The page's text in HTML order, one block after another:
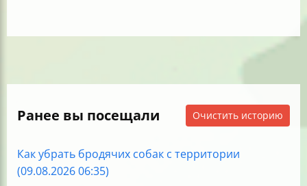
Ранее вы посещали Очистить историю
Как убрать бродячих собак с территории
(09.08.2026 06:35)